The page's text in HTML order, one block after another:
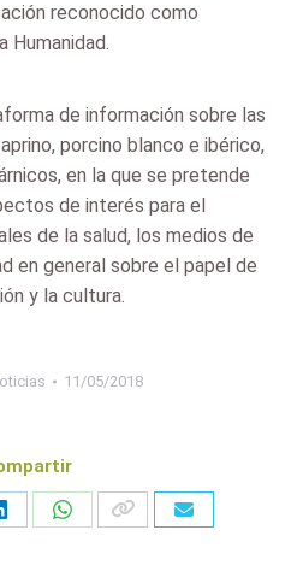
reconocido como
Humanidad.
de información sobre las
porcino blanco e ibérico,
en la que se pretende
de interés para el
de la salud, los medios de
en general sobre el papel de
y la cultura.
11/05/2018
Share